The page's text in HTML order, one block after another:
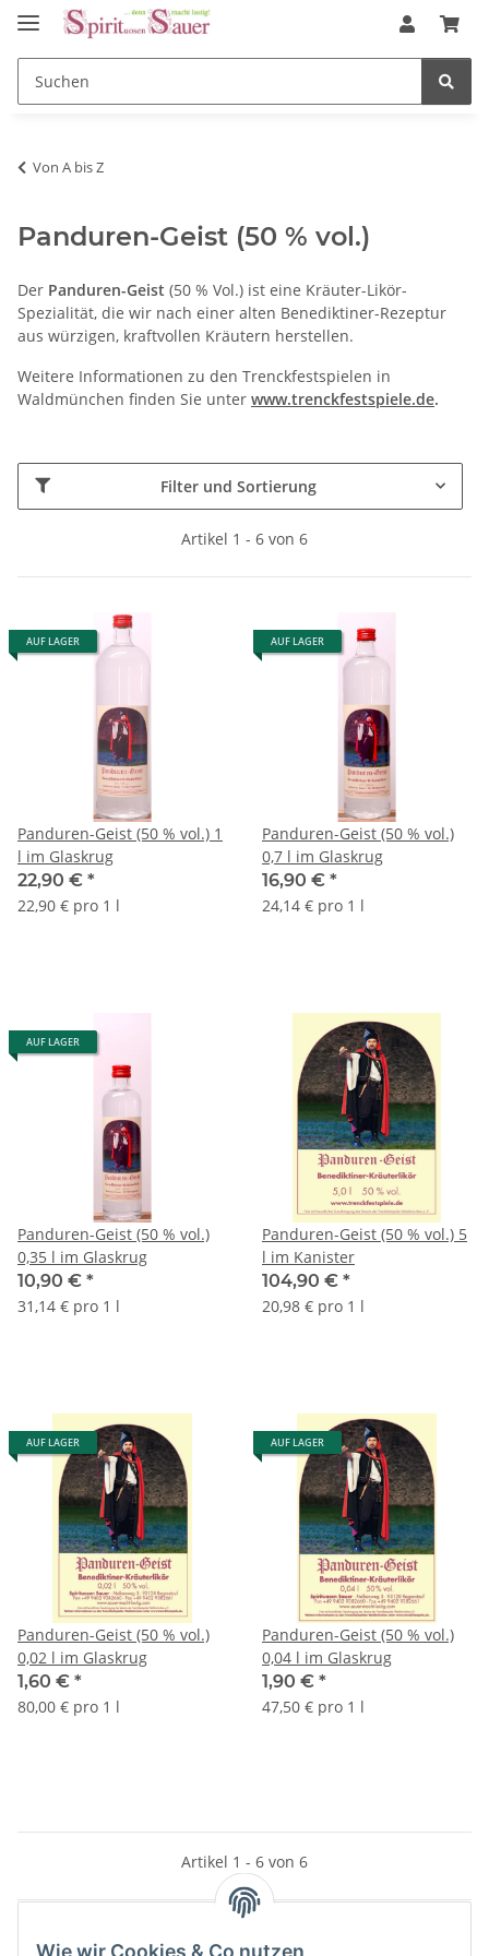
Von A bis Z
Panduren-Geist (50 % vol.)
Der Panduren-Geist (50 % Vol.) ist eine Kräuter-Likör-
Spezialität, die wir nach einer alten Benediktiner-Rezeptur
aus würzigen, kraftvollen Kräutern herstellen.
Weitere Informationen zu den Trenckfestspielen in
Waldmünchen finden Sie unter www.trenckfestspiele.de.
Filter und Sortierung
Artikel 1 - 6 von 6
AUF LAGER
Panduren-Geist (50 % vol.) 1
l im Glaskrug
22,90 € *
22,90 € pro 1 l
AUF LAGER
Panduren-Geist (50 % vol.)
0,7 l im Glaskrug
16,90 € *
24,14 € pro 1 l
AUF LAGER
Panduren-Geist (50 % vol.)
0,35 l im Glaskrug
10,90 € *
31,14 € pro 1 l
Panduren-Geist (50 % vol.) 5
l im Kanister
104,90 € *
20,98 € pro 1 l
AUF LAGER
Panduren-Geist (50 % vol.)
0,02 l im Glaskrug
1,60 € *
80,00 € pro 1 l
AUF LAGER
Panduren-Geist (50 % vol.)
0,04 l im Glaskrug
1,90 € *
47,50 € pro 1 l
Artikel 1 - 6 von 6